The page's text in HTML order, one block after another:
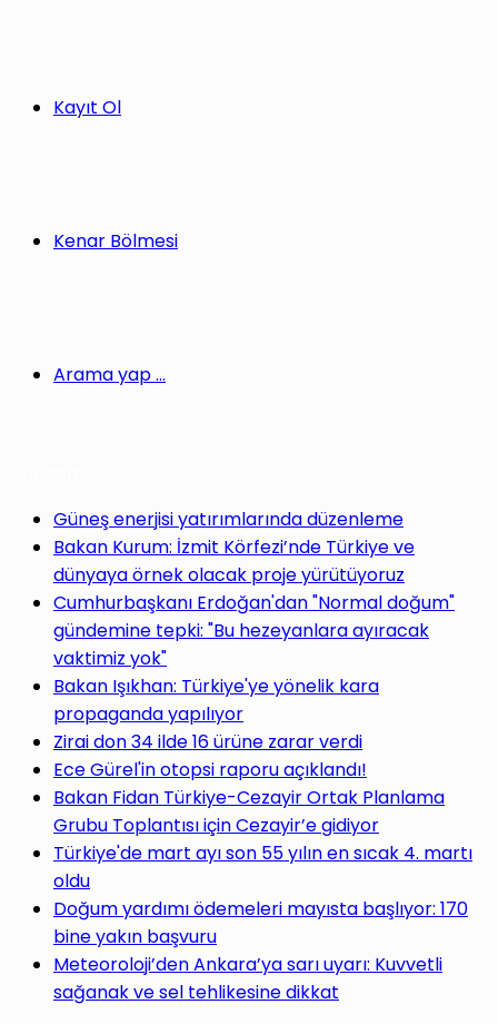
Kayıt Ol
Kenar Bölmesi
Arama yap ...
Güneş enerjisi yatırımlarında düzenleme
Bakan Kurum: İzmit Körfezi’nde Türkiye ve
dünyaya örnek olacak proje yürütüyoruz
Cumhurbaşkanı Erdoğan'dan "Normal doğum"
gündemine tepki: "Bu hezeyanlara ayıracak
vaktimiz yok"
Bakan Işıkhan: Türkiye'ye yönelik kara
propaganda yapılıyor
Zirai don 34 ilde 16 ürüne zarar verdi
Ece Gürel'in otopsi raporu açıklandı!
Bakan Fidan Türkiye-Cezayir Ortak Planlama
Grubu Toplantısı için Cezayir’e gidiyor
Türkiye'de mart ayı son 55 yılın en sıcak 4. martı
oldu
Doğum yardımı ödemeleri mayısta başlıyor: 170
bine yakın başvuru
Meteoroloji’den Ankara’ya sarı uyarı: Kuvvetli
sağanak ve sel tehlikesine dikkat